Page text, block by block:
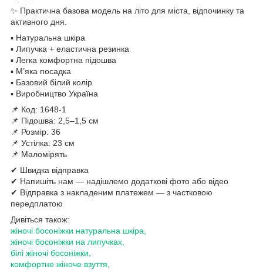
✨ Практична базова модель на літо для міста, відпочинку та
активного дня.
▪️ Натуральна шкіра
▪️ Липучка + еластична резинка
▪️ Легка комфортна підошва
▪️ М’яка посадка
▪️ Базовий білий колір
▪️ Виробництво Україна
📌 Код: 1648-1
📌 Підошва: 2,5–1,5 см
📌 Розмір: 36
📌 Устілка: 23 см
📌 Маломірять
✔ Швидка відправка
✔ Напишіть нам — надішлемо додаткові фото або відео
✔ Відправка з накладеним платежем — з частковою
передплатою
Дивіться також:
жіночі босоніжки натуральна шкіра,
жіночі босоніжки на липучках,
білі жіночі босоніжки,
комфортне жіноче взуття,